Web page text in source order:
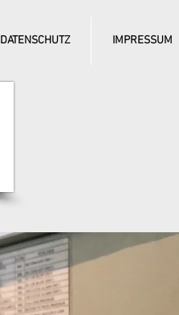
DATENSCHUTZ IMPRESSUM